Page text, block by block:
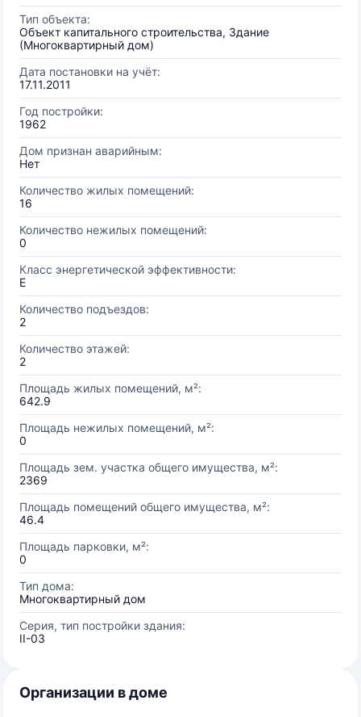
Тип объекта:
Объект капитального строительства, Здание
(Многоквартирный дом)
Дата постановки на учёт:
17.11.2011
Год постройки:
1962
Дом признан аварийным:
Нет
Количество жилых помещений:
16
Количество нежилых помещений:
0
Класс энергетической эффективности:
E
Количество подъездов:
2
Количество этажей:
2
Площадь жилых помещений, м²:
642.9
Площадь нежилых помещений, м²:
0
Площадь зем. участка общего имущества, м²:
2369
Площадь помещений общего имущества, м²:
46.4
Площадь парковки, м²:
0
Тип дома:
Многоквартирный дом
Серия, тип постройки здания:
II-03
Организации в доме